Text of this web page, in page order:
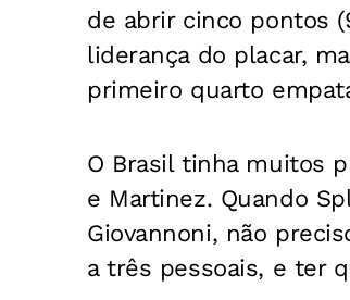
de abrir cinco pontos
liderança do placar,
primeiro quarto
O Brasil tinha muitos
e Martinez. Quando
Giovannoni, não
a três pessoais, e ter